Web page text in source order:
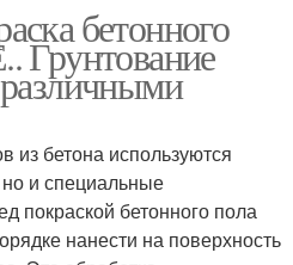
бетонного
Грунтование
из бетона используются
но и специальные
покраской бетонного пола
нанести на поверхность